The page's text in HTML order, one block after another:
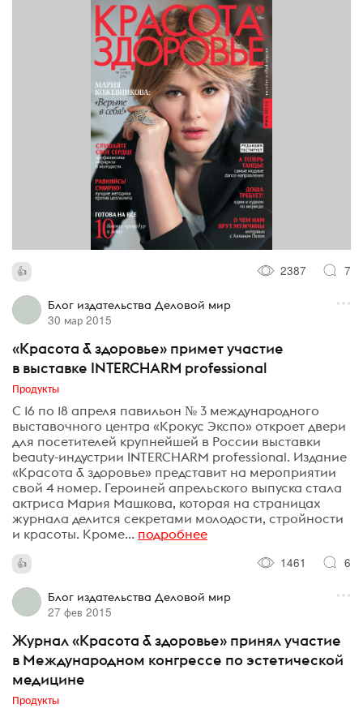
2387 7
Блог издательства Деловой мир
30 мар 2015
«Красота & здоровье» примет участие
в выставке INTERCHARM professional
Продукты
С 16 по 18 апреля павильон № 3 международного
выставочного центра «Крокус Экспо» откроет двери
для посетителей крупнейшей в России выставки
beauty-индустрии INTERCHARM professional. Издание
«Красота & здоровье» представит на мероприятии
свой 4 номер. Героиней апрельского выпуска стала
актриса Мария Машкова, которая на страницах
журнала делится секретами молодости, стройности
и красоты. Кроме... подробнее
1461
6
Блог издательства Деловой мир
27 фев 2015
Журнал «Красота & здоровье» принял участие
в Международном конгрессе по эстетической
медицине
Продукты